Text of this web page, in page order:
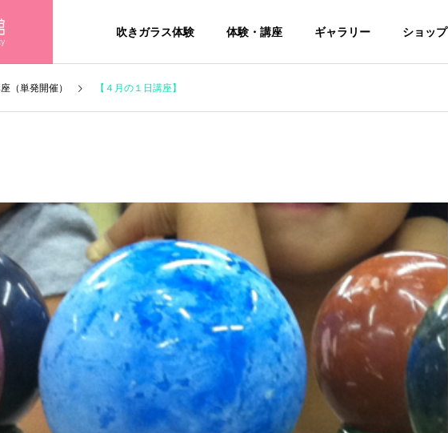
吹きガラス体験 体験・講座 ギャラリー ショップ
（単発開催） 【４月の１日講座】